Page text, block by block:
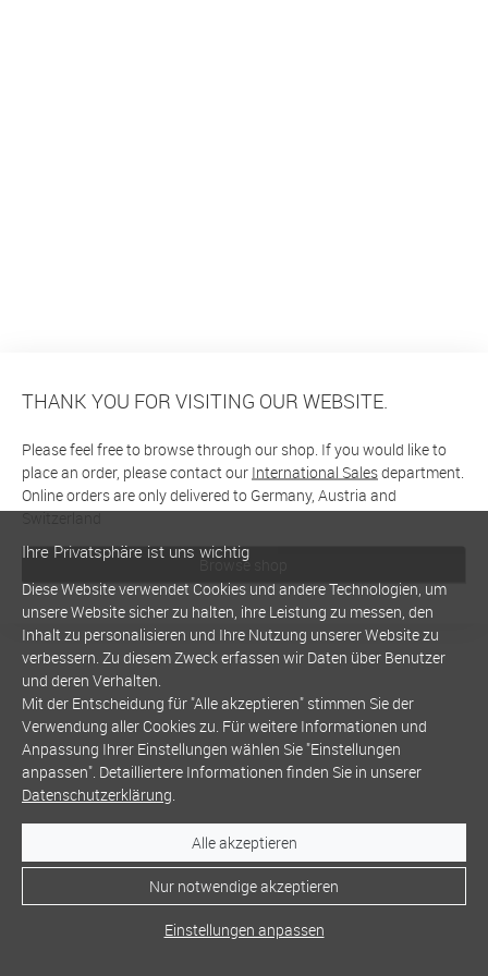
THANK YOU FOR VISITING OUR WEBSITE.
Please feel free to browse through our shop. If you would like to
place an order, please contact our International Salesdepartment.
Online orders are only delivered to Germany, Austria and
Switzerland
Browse shop
Ihre Privatsphäre ist uns wichtig
Diese Website verwendet Cookies und andere Technologien, um
unsere Website sicher zu halten, ihre Leistung zu messen, den
Inhalt zu personalisieren und Ihre Nutzung unserer Website zu
verbessern. Zu diesem Zweck erfassen wir Daten über Benutzer
und deren Verhalten.
Mit der Entscheidung für "Alle akzeptieren" stimmen Sie der
Verwendung aller Cookies zu. Für weitere Informationen und
Anpassung Ihrer Einstellungen wählen Sie "Einstellungen
anpassen". Detailliertere Informationen finden Sie in unserer
Datenschutzerklärung.
Alle akzeptieren
Nur notwendige akzeptieren
Einstellungen anpassen